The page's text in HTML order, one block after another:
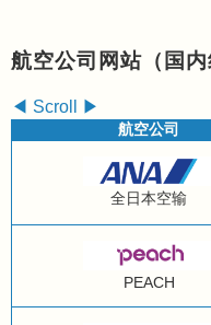
航空公司网站（国内
航空公司
全日本空输
PEACH